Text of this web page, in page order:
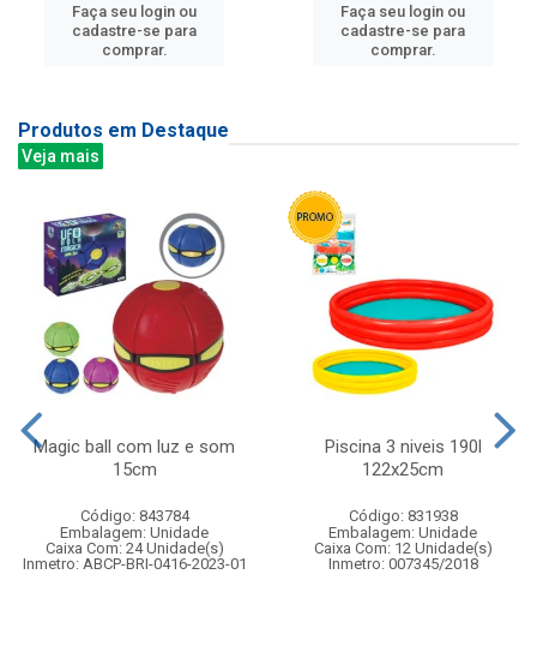
Faça seu login ou
cadastre-se para
comprar.
Faça seu login ou
cadastre-se para
comprar.
Produtos em Destaque
Veja mais
Magic ball com luz e som
15cm
Código: 843784
Embalagem: Unidade
Caixa Com: 24 Unidade(s)
Inmetro: ABCP-BRI-0416-2023-01
Piscina 3 niveis 190l
122x25cm
Código: 831938
Embalagem: Unidade
Caixa Com: 12 Unidade(s)
Inmetro: 007345/2018